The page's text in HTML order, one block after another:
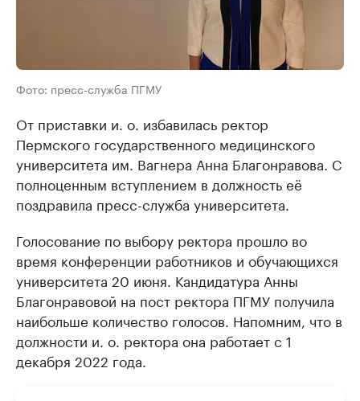
Фото: пресс-служба ПГМУ
От приставки и. о. избавилась ректор
Пермского государственного медицинского
университета им. Вагнера Анна Благонравова. С
полноценным вступлением в должность её
поздравила пресс-служба университета.
Голосование по выбору ректора прошло во
время конференции работников и обучающихся
университета 20 июня. Кандидатура Анны
Благонравовой на пост ректора ПГМУ получила
наибольше количество голосов. Напомним, что в
должности и. о. ректора она работает с 1
декабря 2022 года.